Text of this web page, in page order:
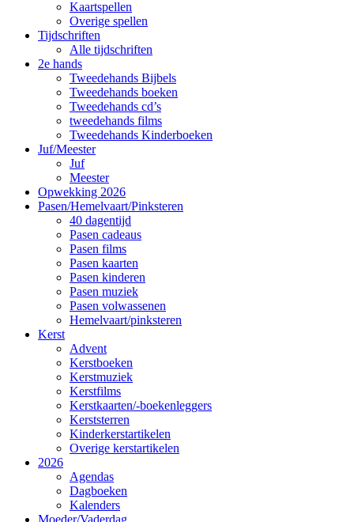
Kaartspellen
Overige spellen
Tijdschriften
Alle tijdschriften
2e hands
Tweedehands Bijbels
Tweedehands boeken
Tweedehands cd’s
tweedehands films
Tweedehands Kinderboeken
Juf/Meester
Juf
Meester
Opwekking 2026
Pasen/Hemelvaart/Pinksteren
40 dagentijd
Pasen cadeaus
Pasen films
Pasen kaarten
Pasen kinderen
Pasen muziek
Pasen volwassenen
Hemelvaart/pinksteren
Kerst
Advent
Kerstboeken
Kerstmuziek
Kerstfilms
Kerstkaarten/-boekenleggers
Kerststerren
Kinderkerstartikelen
Overige kerstartikelen
2026
Agendas
Dagboeken
Kalenders
Moeder/Vaderdag